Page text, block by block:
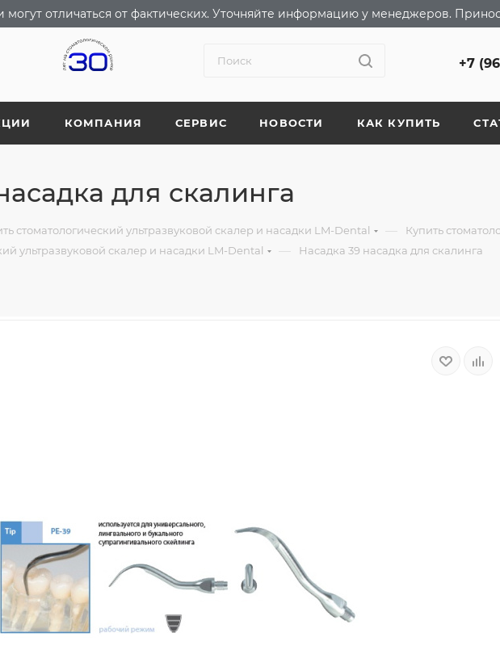
могут отличаться от фактических. Уточняйте информацию у менеджеров.
+7
КОМПАНИЯ СЕРВИС НОВОСТИ КАК КУПИТЬ
для скалинга
стоматологический ультразвуковой скалер и насадки LM-Dental — Купить
ультразвуковой скалер и насадки LM-Dental — Насадка 39 насадка для скалинга